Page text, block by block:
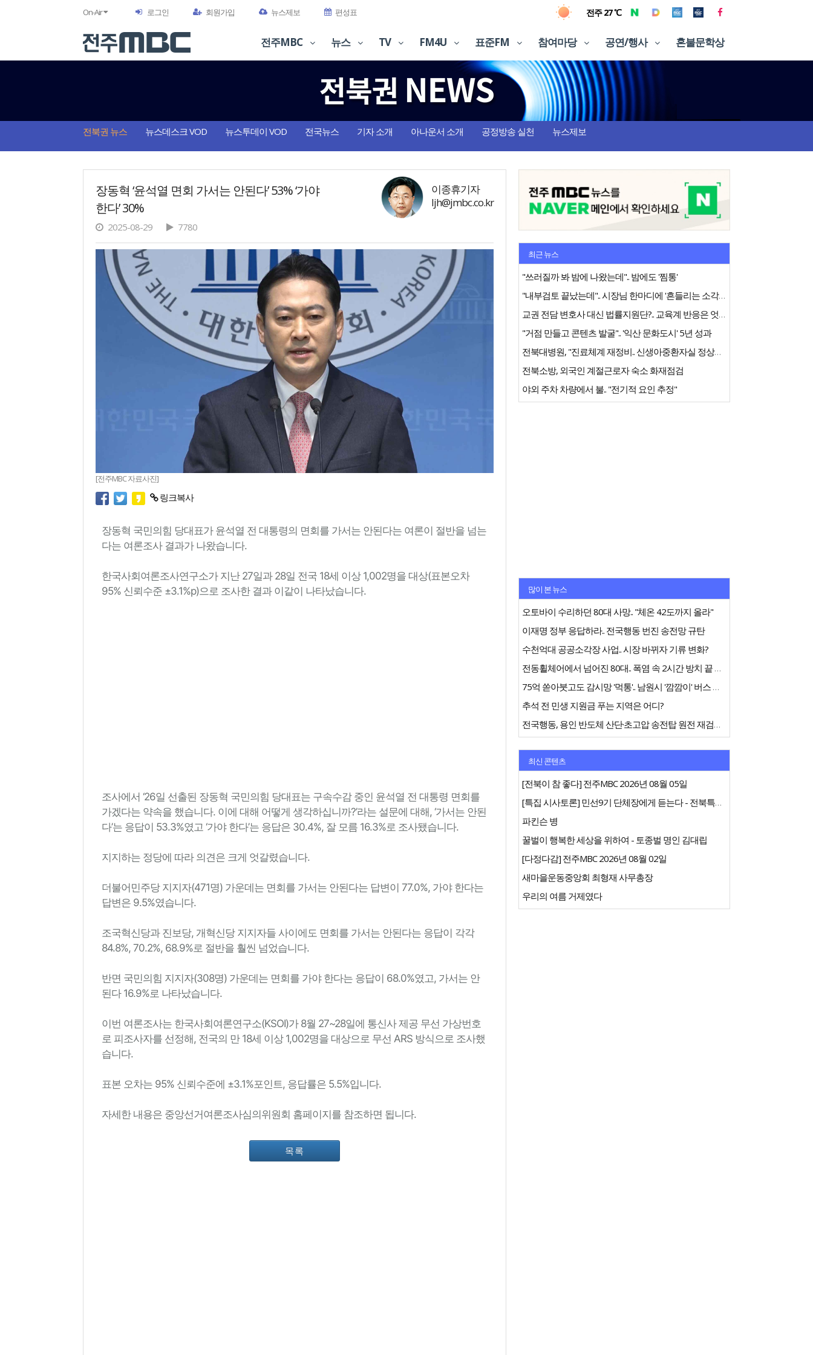
On-Air 로그인 회원가입 뉴스제보 편성표 전주 27 ℃
전주MBC 뉴스 TV FM4U 표준FM 참여마당 공연/행사 혼불문학상
전북권 뉴스 뉴스데스크 VOD 뉴스투데이 VOD 전국뉴스 기자 소개 아나운서 소개 공정방송 실천 뉴스제보
장동혁 ‘윤석열 면회 가서는 안된다’ 53% ‘가야
한다’ 30%
2025-08-29 7780
이종휴기자
ljh@jmbc.co.kr
[전주MBC 자료사진]
링크복사
장동혁 국민의힘 당대표가 윤석열 전 대통령의 면회를 가서는 안된다는 여론이 절반을 넘는
다는 여론조사 결과가 나왔습니다.
한국사회여론조사연구소가 지난 27일과 28일 전국 18세 이상 1,002명을 대상(표본오차
95% 신뢰수준 ±3.1%p)으로 조사한 결과 이같이 나타났습니다.
조사에서 ‘26일 선출된 장동혁 국민의힘 당대표는 구속수감 중인 윤석열 전 대통령 면회를
가겠다는 약속을 했습니다. 이에 대해 어떻게 생각하십니까?’라는 설문에 대해, ‘가서는 안된
다’는 응답이 53.3%였고 ‘가야 한다’는 응답은 30.4%, 잘 모름 16.3%로 조사됐습니다.
지지하는 정당에 따라 의견은 크게 엇갈렸습니다.
더불어민주당 지지자(471명) 가운데는 면회를 가서는 안된다는 답변이 77.0%, 가야 한다는
답변은 9.5%였습니다.
조국혁신당과 진보당, 개혁신당 지지자들 사이에도 면회를 가서는 안된다는 응답이 각각
84.8%, 70.2%, 68.9%로 절반을 훨씬 넘었습니다.
반면 국민의힘 지지자(308명) 가운데는 면회를 가야 한다는 응답이 68.0%였고, 가서는 안
된다 16.9%로 나타났습니다.
이번 여론조사는 한국사회여론연구소(KSOI)가 8월 27~28일에 통신사 제공 무선 가상번호
로 피조사자를 선정해, 전국의 만 18세 이상 1,002명을 대상으로 무선 ARS 방식으로 조사했
습니다.
표본 오차는 95% 신뢰수준에 ±3.1%포인트, 응답률은 5.5%입니다.
자세한 내용은 중앙선거여론조사심의위원회 홈페이지를 참조하면 됩니다.
목록
최근 뉴스
"쓰러질까 봐 밤에 나왔는데".. 밤에도 '찜통'
"내부검토 끝났는데".. 시장님 한마디에 '흔들리는 소각장'
교권 전담 변호사 대신 법률지원단?.. 교육계 반응은 엇갈려
"거점 만들고 콘텐츠 발굴".. '익산 문화도시' 5년 성과
전북대병원, "진료체계 재정비.. 신생아중환자실 정상화 노력"
전북소방, 외국인 계절근로자 숙소 화재점검
야외 주차 차량에서 불.. "전기적 요인 추정"
많이 본 뉴스
오토바이 수리하던 80대 사망.. "체온 42도까지 올라"
이재명 정부 응답하라.. 전국행동 번진 송전망 규탄
수천억대 공공소각장 사업.. 시장 바뀌자 기류 변화?
전동휠체어에서 넘어진 80대.. 폭염 속 2시간 방치 끝 숨져
75억 쏟아붓고도 감시망 '먹통'.. 남원시 '깜깜이' 버스 행정
추석 전 민생 지원금 푸는 지역은 어디?
전국행동, 용인 반도체 산단·초고압 송전탑 원전 재검토 촉구
최신 콘텐츠
[전북이 참 좋다] 전주MBC 2026년 08월 05일
[특집 시사토론] 민선9기 단체장에게 듣는다 - 전북특별자치도지사
파킨슨 병
꿀벌이 행복한 세상을 위하여 - 토종벌 명인 김대립
[다정다감] 전주MBC 2026년 08월 02일
새마을운동중앙회 최형재 사무총장
우리의 여름 거제였다